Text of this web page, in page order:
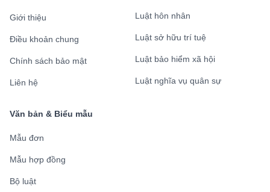
Giới thiệu
Điều khoản chung
Chính sách bảo mật
Liên hệ
Luật hôn nhân
Luật sở hữu trí tuệ
Luật bảo hiểm xã hội
Luật nghĩa vụ quân sự
Văn bản & Biểu mẫu
Mẫu đơn
Mẫu hợp đồng
Bộ luật